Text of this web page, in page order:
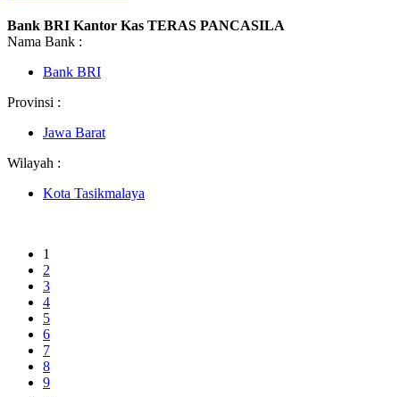
Bank BRI Kantor Kas TERAS PANCASILA
Nama Bank :
Bank BRI
Provinsi :
Jawa Barat
Wilayah :
Kota Tasikmalaya
1
2
3
4
5
6
7
8
9